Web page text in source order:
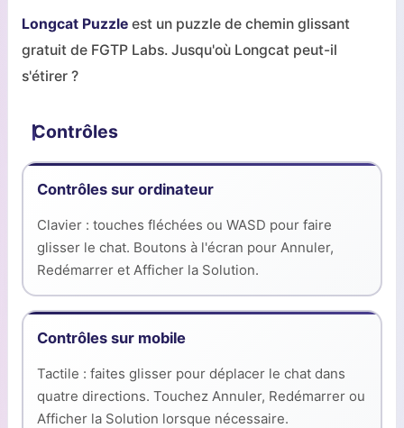
Longcat Puzzle est un puzzle de chemin glissant
gratuit de FGTP Labs. Jusqu'où Longcat peut-il
s'étirer ?
Contrôles
Contrôles sur ordinateur
Clavier : touches fléchées ou WASD pour faire
glisser le chat. Boutons à l'écran pour Annuler,
Redémarrer et Afficher la Solution.
Contrôles sur mobile
Tactile : faites glisser pour déplacer le chat dans
quatre directions. Touchez Annuler, Redémarrer ou
Afficher la Solution lorsque nécessaire.